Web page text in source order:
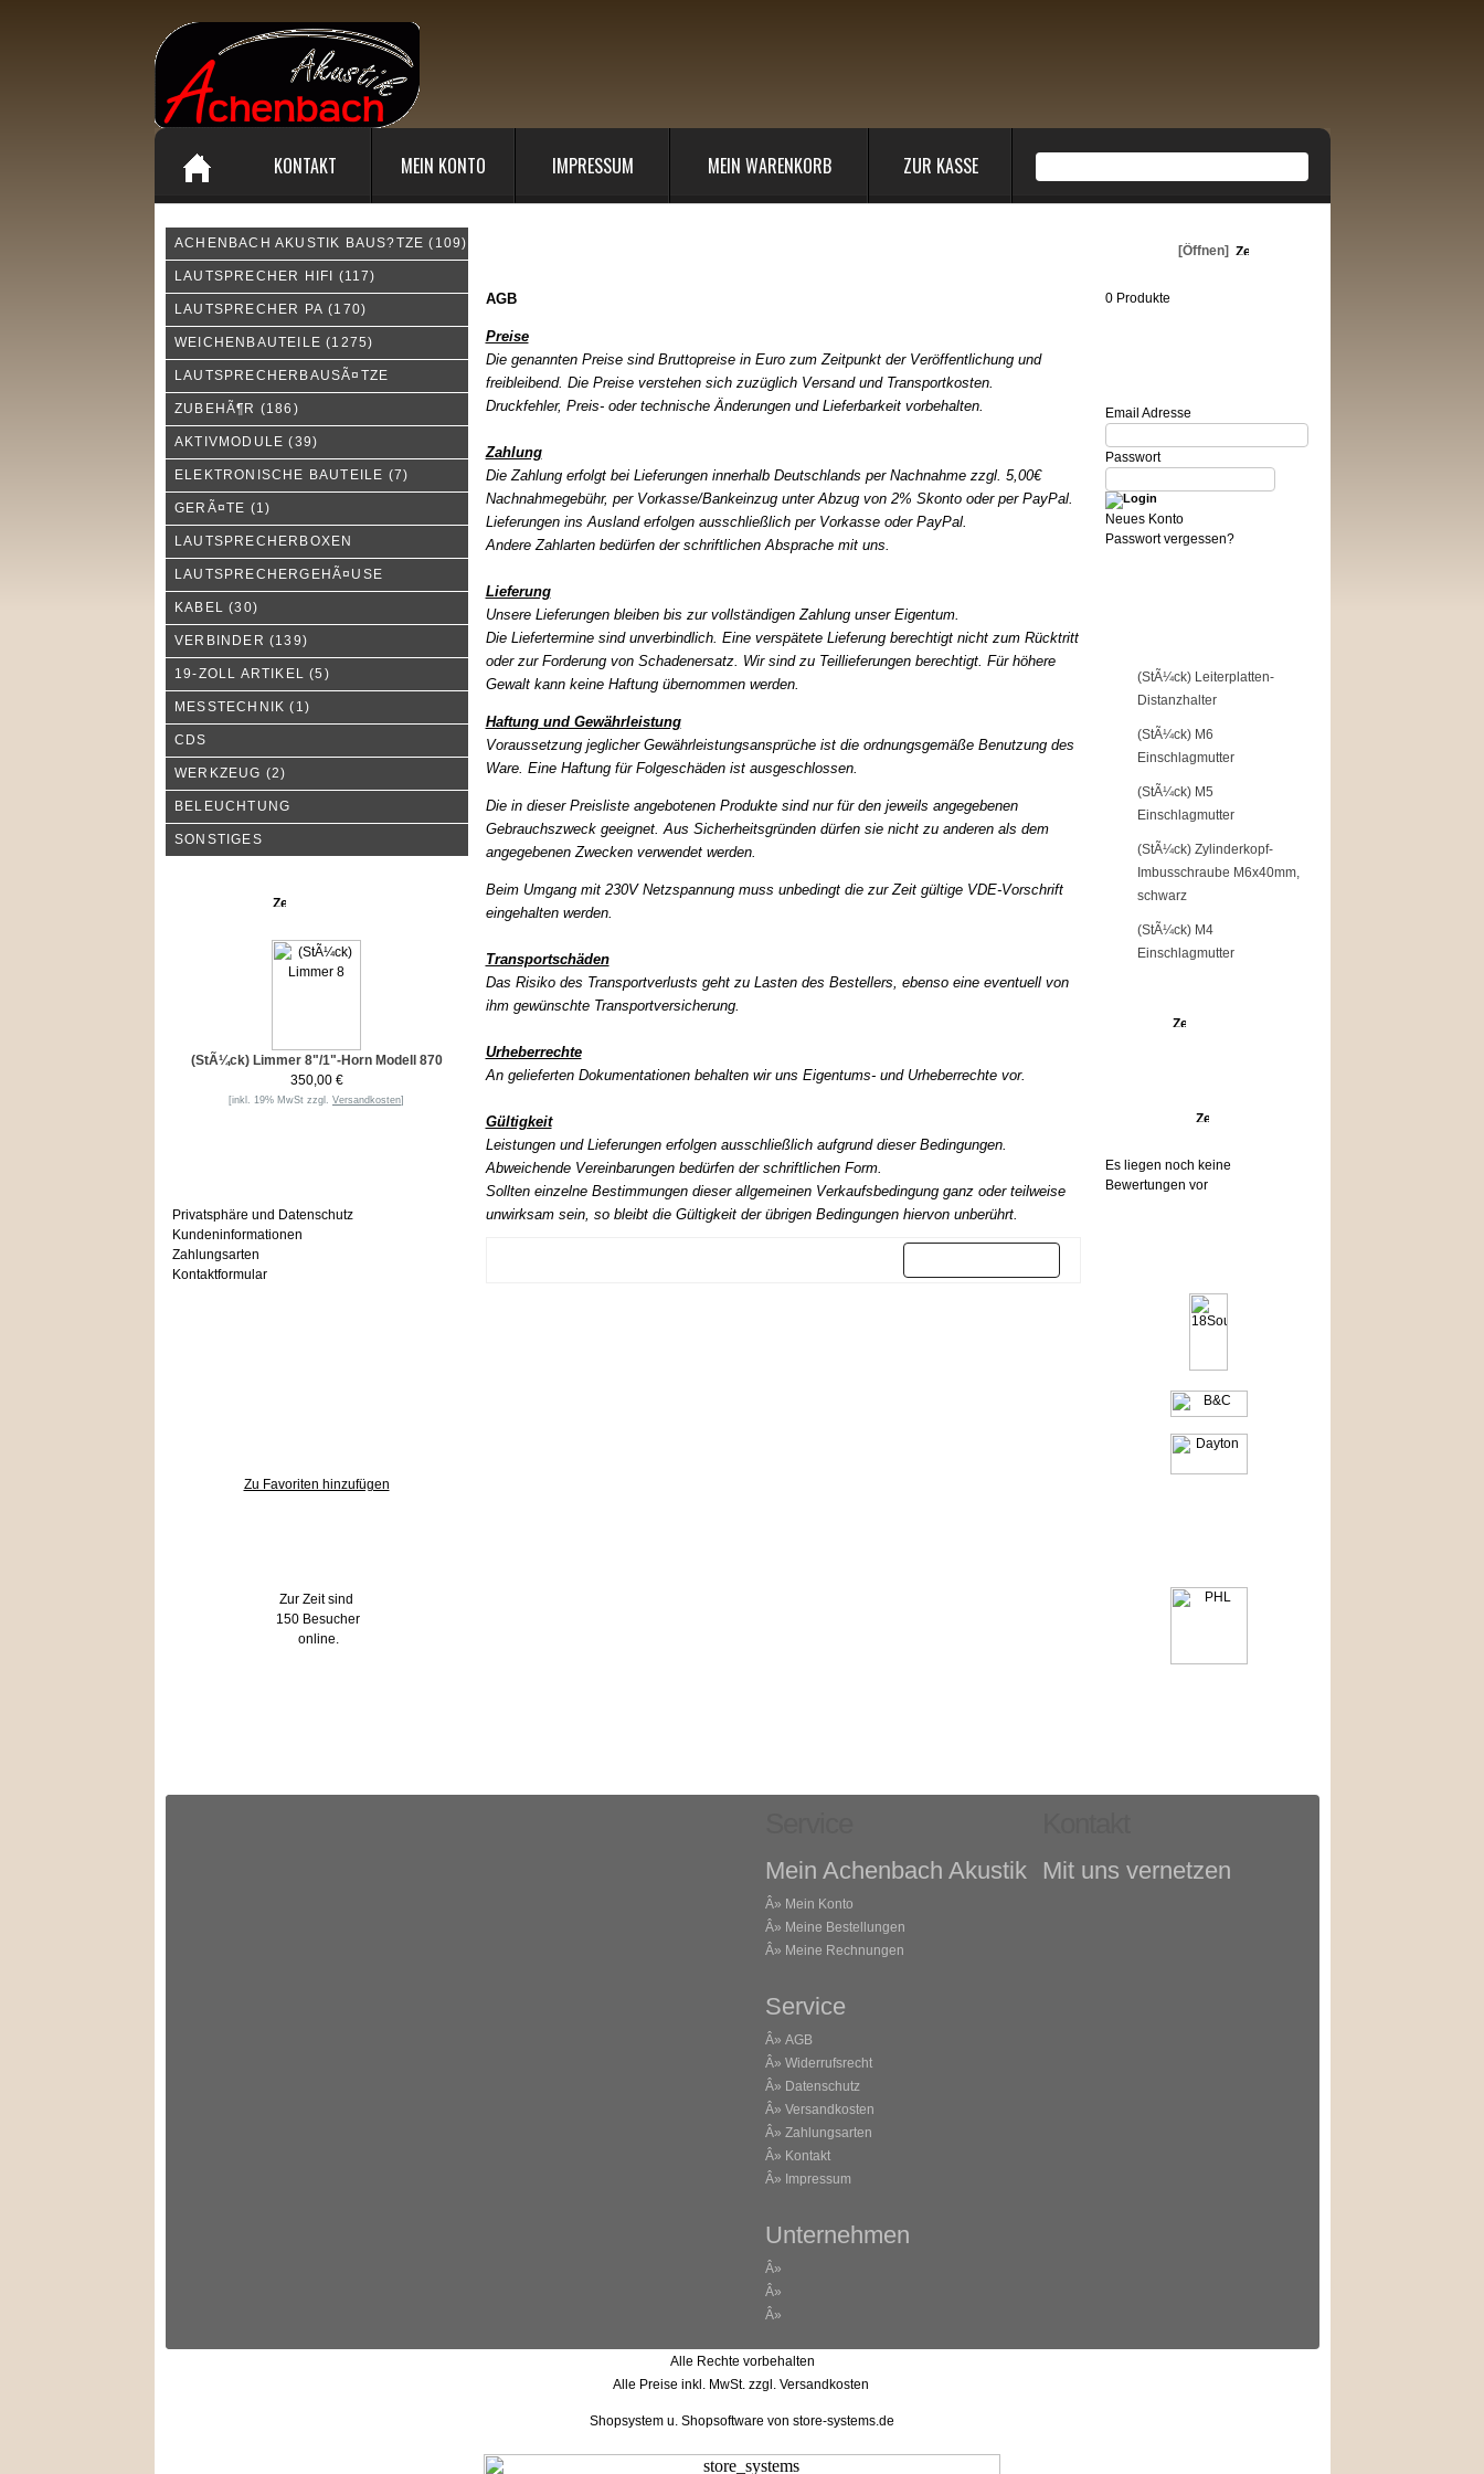
KONTAKT MEIN KONTO IMPRESSUM MEIN WARENKORB ZUR KASSE
ACHENBACH AKUSTIK BAUS?TZE (109)
LAUTSPRECHER HIFI (117)
LAUTSPRECHER PA (170)
WEICHENBAUTEILE (1275)
LAUTSPRECHERBAUSÃ¤TZE
ZUBEHÃ¶R (186)
AKTIVMODULE (39)
ELEKTRONISCHE BAUTEILE (7)
GERÃ¤TE (1)
LAUTSPRECHERBOXEN
LAUTSPRECHERGEHÃ¤USE
KABEL (30)
VERBINDER (139)
19-ZOLL ARTIKEL (5)
MESSTECHNIK (1)
CDS
WERKZEUG (2)
BELEUCHTUNG
SONSTIGES
(StÃ¼ck) Limmer 8"/1"-Horn Modell 870
350,00 €
[inkl. 19% MwSt zzgl. Versandkosten]
Privatsphäre und Datenschutz
Kundeninformationen
Zahlungsarten
Kontaktformular
Zu Favoriten hinzufügen
Zur Zeit sind
150 Besucher
online.
AGB
Preise
Die genannten Preise sind Bruttopreise in Euro zum Zeitpunkt der Veröffentlichung und
freibleibend. Die Preise verstehen sich zuzüglich Versand und Transportkosten.
Druckfehler, Preis- oder technische Änderungen und Lieferbarkeit vorbehalten.
Zahlung
Die Zahlung erfolgt bei Lieferungen innerhalb Deutschlands per Nachnahme zzgl. 5,00€
Nachnahmegebühr, per Vorkasse/Bankeinzug unter Abzug von 2% Skonto oder per PayPal.
Lieferungen ins Ausland erfolgen ausschließlich per Vorkasse oder PayPal.
Andere Zahlarten bedürfen der schriftlichen Absprache mit uns.
Lieferung
Unsere Lieferungen bleiben bis zur vollständigen Zahlung unser Eigentum.
Die Liefertermine sind unverbindlich. Eine verspätete Lieferung berechtigt nicht zum Rücktritt
oder zur Forderung von Schadenersatz. Wir sind zu Teillieferungen berechtigt. Für höhere
Gewalt kann keine Haftung übernommen werden.
Haftung und Gewährleistung
Voraussetzung jeglicher Gewährleistungsansprüche ist die ordnungsgemäße Benutzung des
Ware. Eine Haftung für Folgeschäden ist ausgeschlossen.
Die in dieser Preisliste angebotenen Produkte sind nur für den jeweils angegebenen
Gebrauchszweck geeignet. Aus Sicherheitsgründen dürfen sie nicht zu anderen als dem
angegebenen Zwecken verwendet werden.
Beim Umgang mit 230V Netzspannung muss unbedingt die zur Zeit gültige VDE-Vorschrift
eingehalten werden.
Transportschäden
Das Risiko des Transportverlusts geht zu Lasten des Bestellers, ebenso eine eventuell von
ihm gewünschte Transportversicherung.
Urheberrechte
An gelieferten Dokumentationen behalten wir uns Eigentums- und Urheberrechte vor.
Gültigkeit
Leistungen und Lieferungen erfolgen ausschließlich aufgrund dieser Bedingungen.
Abweichende Vereinbarungen bedürfen der schriftlichen Form.
Sollten einzelne Bestimmungen dieser allgemeinen Verkaufsbedingung ganz oder teilweise
unwirksam sein, so bleibt die Gültigkeit der übrigen Bedingungen hiervon unberührt.
[Öffnen]
0 Produkte
Email Adresse
Passwort
Neues Konto
Passwort vergessen?
(StÃ¼ck) Leiterplatten-
Distanzhalter
(StÃ¼ck) M6
Einschlagmutter
(StÃ¼ck) M5
Einschlagmutter
(StÃ¼ck) Zylinderkopf-
Imbusschraube M6x40mm,
schwarz
(StÃ¼ck) M4
Einschlagmutter
Es liegen noch keine
Bewertungen vor
Mein Achenbach Akustik
Â» Mein Konto
Â» Meine Bestellungen
Â» Meine Rechnungen
Service
Â» AGB
Â» Widerrufsrecht
Â» Datenschutz
Â» Versandkosten
Â» Zahlungsarten
Â» Kontakt
Â» Impressum
Unternehmen
Â»
Â»
Â»
Mit uns vernetzen
Alle Rechte vorbehalten
Alle Preise inkl. MwSt. zzgl. Versandkosten
Shopsystem u. Shopsoftware von store-systems.de